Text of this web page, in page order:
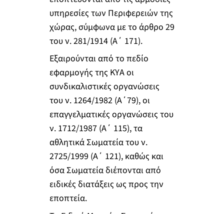
υπηρεσίες των Περιφερειών της
χώρας, σύμφωνα με το άρθρο 29
του ν. 281/1914 (Α΄ 171).
Εξαιρούνται από το πεδίο
εφαρμογής της ΚΥΑ οι
συνδικαλιστικές οργανώσεις
του ν. 1264/1982 (Α΄79), οι
επαγγελματικές οργανώσεις του
ν. 1712/1987 (Α΄ 115), τα
αθλητικά Σωματεία του ν.
2725/1999 (Α΄ 121), καθώς και
όσα Σωματεία διέπονται από
ειδικές διατάξεις ως προς την
εποπτεία.